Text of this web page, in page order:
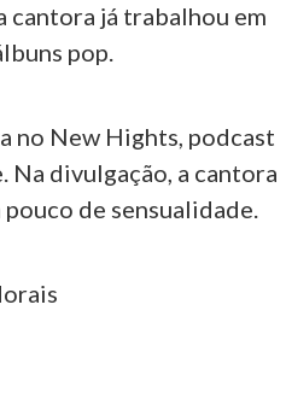
cantora já trabalhou em
pop.
no New Hights, podcast
Na divulgação, a cantora
de sensualidade.